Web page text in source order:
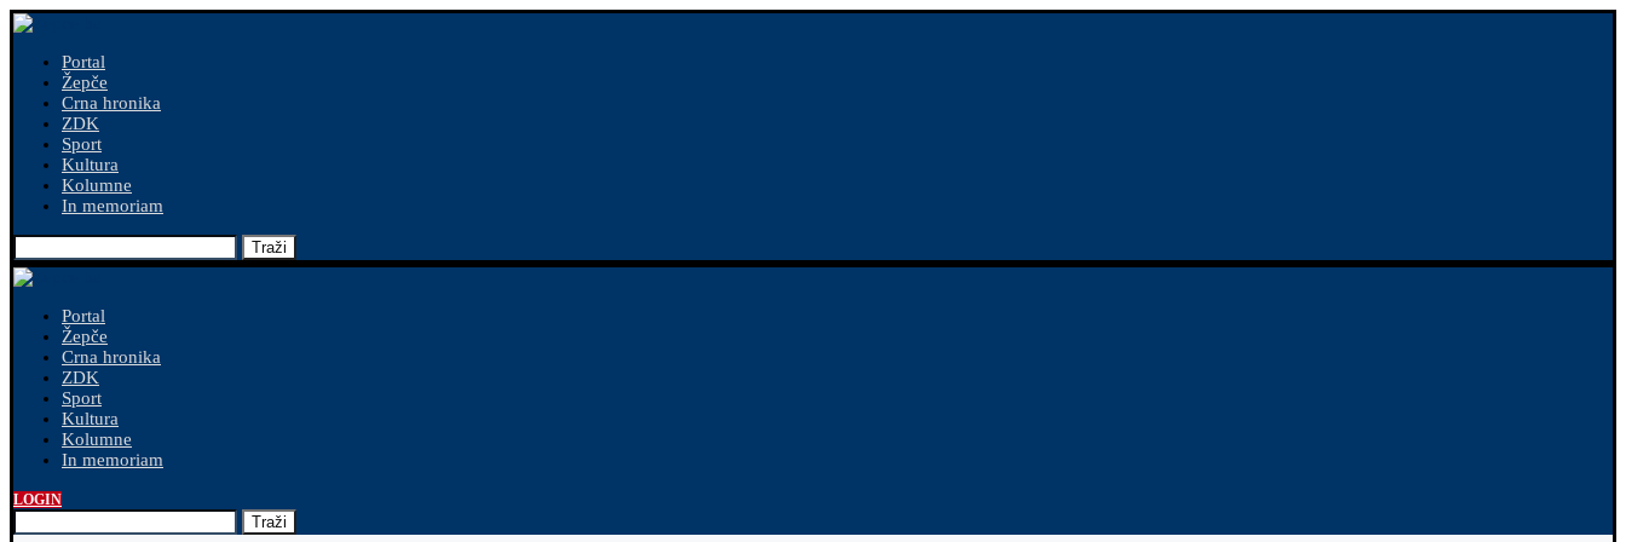
Portal
Žepče
Crna hronika
ZDK
Sport
Kultura
Kolumne
In memoriam
Traži
Portal
Žepče
Crna hronika
ZDK
Sport
Kultura
Kolumne
In memoriam
LOGIN
Traži